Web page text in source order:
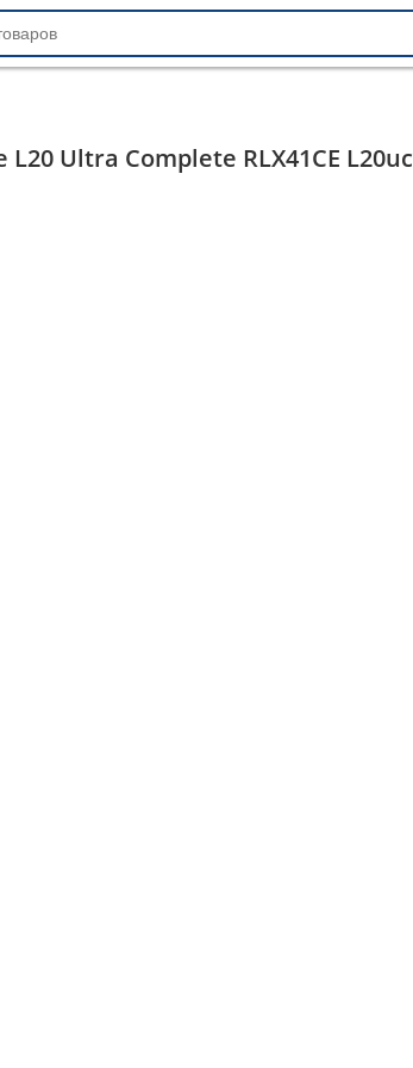
Ultra Complete RLX41CE L20uc